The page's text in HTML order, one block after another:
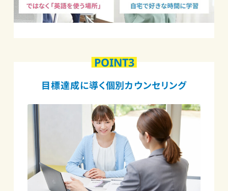
POINT3
目標達成に導く個別カウンセリング